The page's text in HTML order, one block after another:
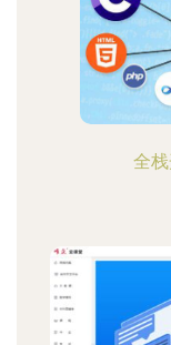
全